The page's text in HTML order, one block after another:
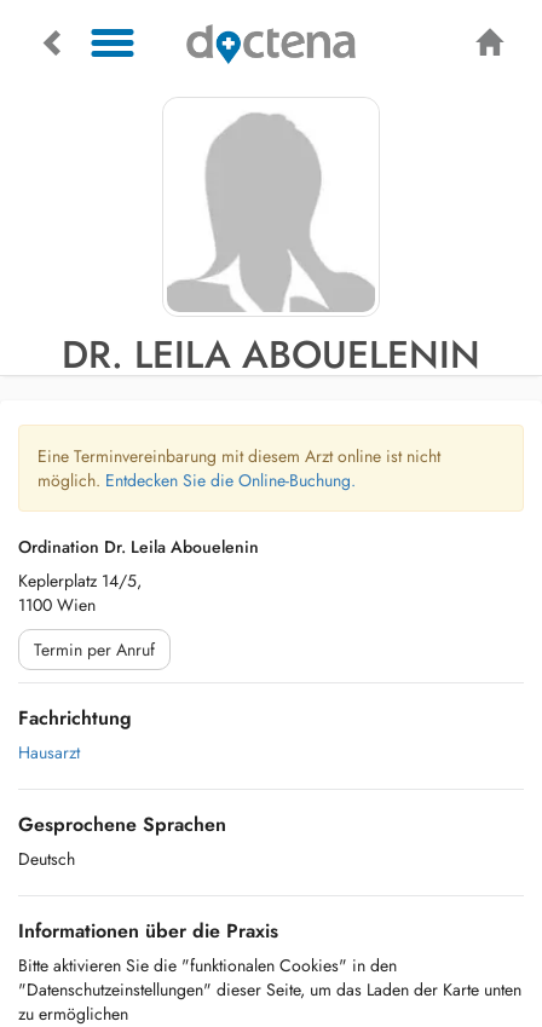
DR. LEILA ABOUELENIN
Eine Terminvereinbarung mit diesem Arzt online ist nicht
möglich. Entdecken Sie die Online-Buchung.
Ordination Dr. Leila Abouelenin
Keplerplatz 14/5,
1100 Wien
Termin per Anruf
Fachrichtung
Hausarzt
Gesprochene Sprachen
Deutsch
Informationen über die Praxis
Bitte aktivieren Sie die "funktionalen Cookies" in den
"Datenschutzeinstellungen" dieser Seite, um das Laden der Karte unten
zu ermöglichen